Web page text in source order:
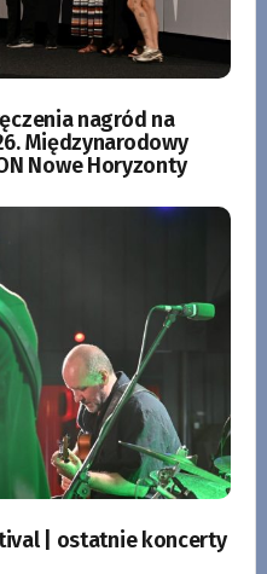
nagród na
Międzynarodowy
Nowe Horyzonty
| ostatnie koncerty